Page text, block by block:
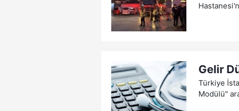
Gelir
Türkiye
Modülü"